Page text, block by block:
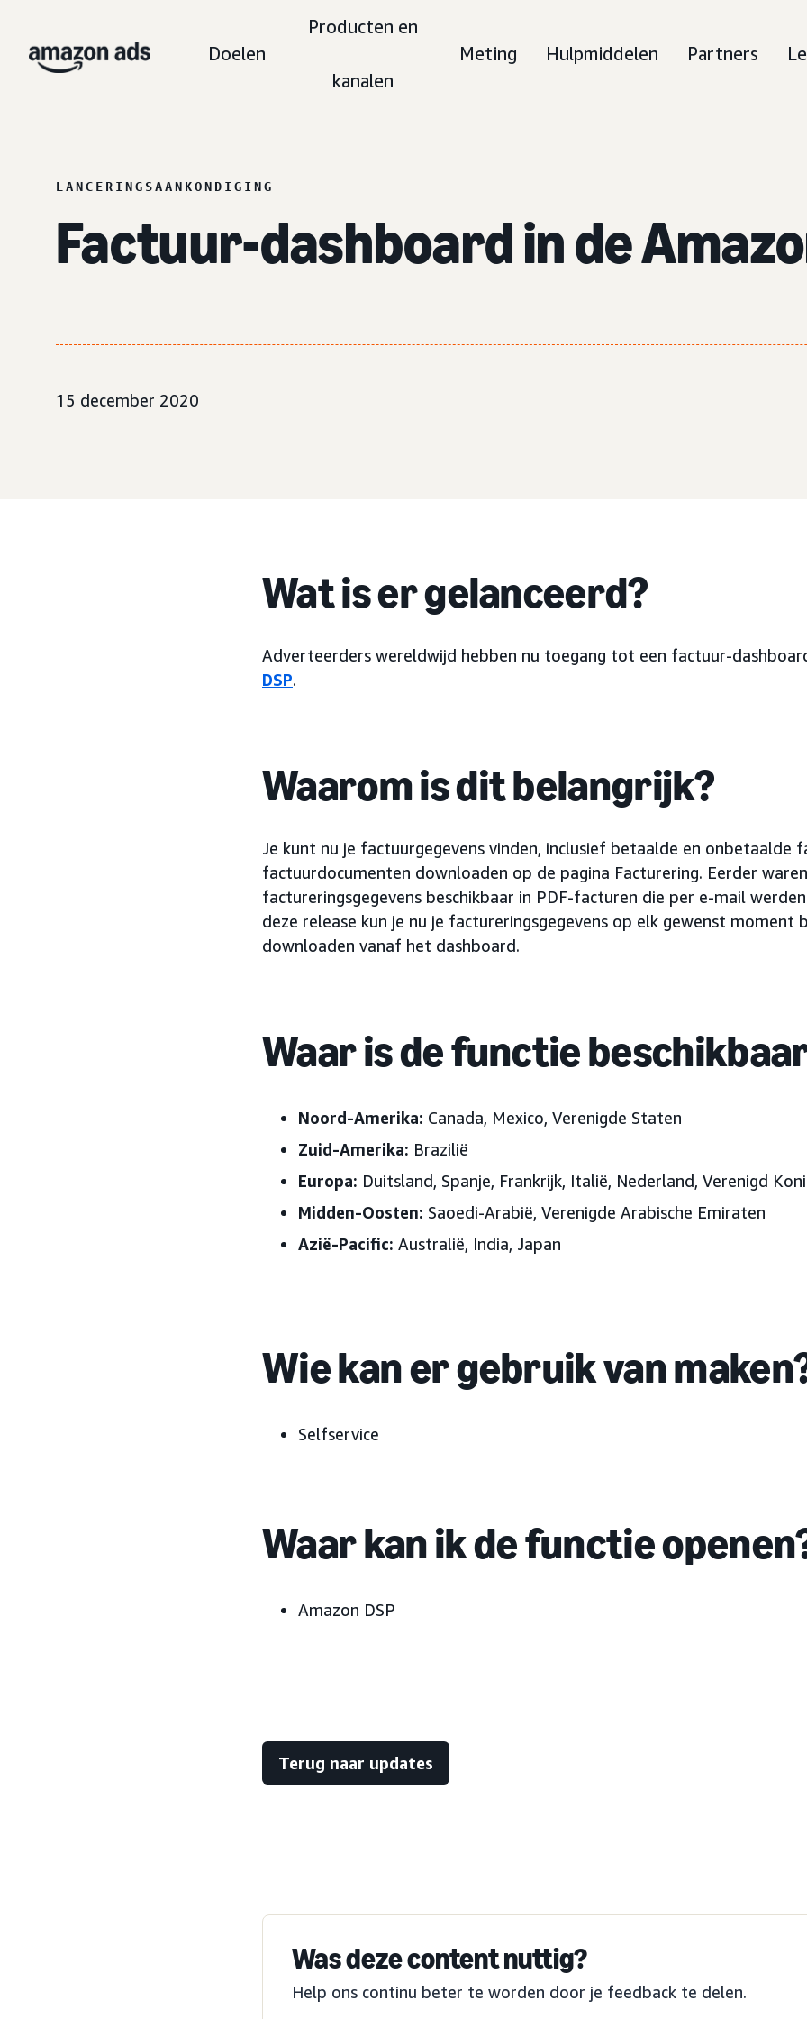
Doelen
Producten en
kanalen
Meting Hulpmiddelen Partners
LANCERINGSAANKONDIGING
Factuur-dashboard in de
15 december 2020
Wat is er gelanceerd?
Adverteerders wereldwijd hebben nu toegang tot een factuur-
DSP.
Waarom is dit belangrijk?
Je kunt nu je factuurgegevens vinden, inclusief betaalde en onbetaalde
factuurdocumenten downloaden op de pagina Facturering. Eerder waren
factureringsgegevens beschikbaar in PDF-facturen die per e-mail
deze release kun je nu je factureringsgegevens op elk gewenst moment
downloaden vanaf het dashboard.
Waar is de functie
Noord-Amerika: Canada, Mexico, Verenigde Staten
Zuid-Amerika: Brazilië
Europa: Duitsland, Spanje, Frankrijk, Italië, Nederland, Verenigd
Midden-Oosten: Saoedi-Arabië, Verenigde Arabische Emiraten
Azië-Pacific: Australië, India, Japan
Wie kan er gebruik van
Selfservice
Waar kan ik de functie
Amazon DSP
Terug naar updates
Was deze content nuttig?
Help ons continu beter te worden door je feedback te delen.